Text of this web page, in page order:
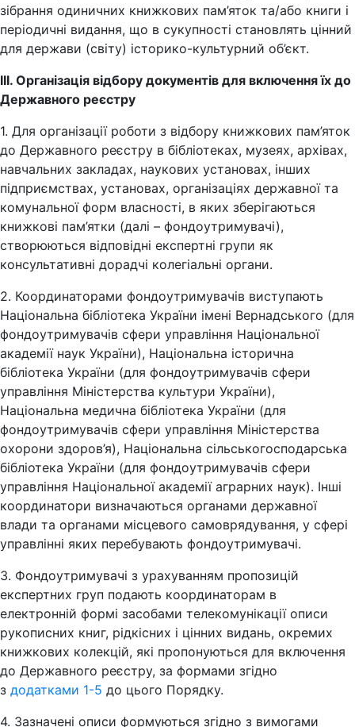
зібрання одиничних книжкових пам’яток та/або книги і
періодичні видання, що в сукупності становлять цінний
для держави (світу) історико-культурний об’єкт.
ІІІ. Організація відбору документів для включення їх до
Державного реєстру
1. Для організації роботи з відбору книжкових пам’яток
до Державного реєстру в бібліотеках, музеях, архівах,
навчальних закладах, наукових установах, інших
підприємствах, установах, організаціях державної та
комунальної форм власності, в яких зберігаються
книжкові пам’ятки (далі – фондоутримувачі),
створюються відповідні експертні групи як
консультативні дорадчі колегіальні органи.
2. Координаторами фондоутримувачів виступають
Національна бібліотека України імені Вернадського (для
фондоутримувачів сфери управління Національної
академії наук України), Національна історична
бібліотека України (для фондоутримувачів сфери
управління Міністерства культури України),
Національна медична бібліотека України (для
фондоутримувачів сфери управління Міністерства
охорони здоров’я), Національна сільськогосподарська
бібліотека України (для фондоутримувачів сфери
управління Національної академії аграрних наук). Інші
координатори визначаються органами державної
влади та органами місцевого самоврядування, у сфері
управлінні яких перебувають фондоутримувачі.
3. Фондоутримувачі з урахуванням пропозицій
експертних груп подають координаторам в
електронній формі засобами телекомунікації описи
рукописних книг, рідкісних і цінних видань, окремих
книжкових колекцій, які пропонуються для включення
до Державного реєстру, за формами згідно
з додатками 1-5 до цього Порядку.
4. Зазначені описи формуються згідно з вимогами